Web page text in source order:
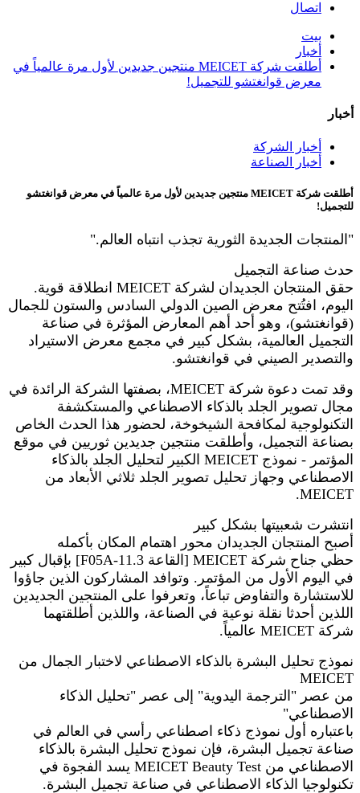
اتصال
بيت
أخبار
أطلقت شركة MEICET منتجين جديدين لأول مرة عالمياً في
معرض قوانغتشو للتجميل!
أخبار
أخبار الشركة
أخبار الصناعة
أطلقت شركة MEICET منتجين جديدين لأول مرة عالمياً في معرض قوانغتشو
للتجميل!
"المنتجات الجديدة الثورية تجذب انتباه العالم."
حدث صناعة التجميل
حقق المنتجان الجديدان لشركة MEICET انطلاقة قوية.
اليوم، افتُتح معرض الصين الدولي السادس والستون للجمال
(قوانغتشو)، وهو أحد أهم المعارض المؤثرة في صناعة
التجميل العالمية، بشكل كبير في مجمع معرض الاستيراد
والتصدير الصيني في قوانغتشو.
وقد تمت دعوة شركة MEICET، بصفتها الشركة الرائدة في
مجال تصوير الجلد بالذكاء الاصطناعي والمستكشفة
التكنولوجية لمكافحة الشيخوخة، لحضور هذا الحدث الخاص
بصناعة التجميل، وأطلقت منتجين جديدين ثوريين في موقع
المؤتمر - نموذج MEICET الكبير لتحليل الجلد بالذكاء
الاصطناعي وجهاز تحليل تصوير الجلد ثلاثي الأبعاد من
MEICET.
انتشرت شعبيتها بشكل كبير
أصبح المنتجان الجديدان محور اهتمام المكان بأكمله
حظي جناح شركة MEICET [القاعة 11.3-F05A] بإقبال كبير
في اليوم الأول من المؤتمر. وتوافد المشاركون الذين جاؤوا
للاستشارة والتفاوض تباعاً، وتعرفوا على المنتجين الجديدين
اللذين أحدثا نقلة نوعية في الصناعة، واللذين أطلقتهما
شركة MEICET عالمياً.
نموذج تحليل البشرة بالذكاء الاصطناعي لاختبار الجمال من
MEICET
من عصر "الترجمة اليدوية" إلى عصر "تحليل الذكاء
الاصطناعي"
باعتباره أول نموذج ذكاء اصطناعي رأسي في العالم في
صناعة تجميل البشرة، فإن نموذج تحليل البشرة بالذكاء
الاصطناعي من MEICET Beauty Test يسد الفجوة في
تكنولوجيا الذكاء الاصطناعي في صناعة تجميل البشرة.